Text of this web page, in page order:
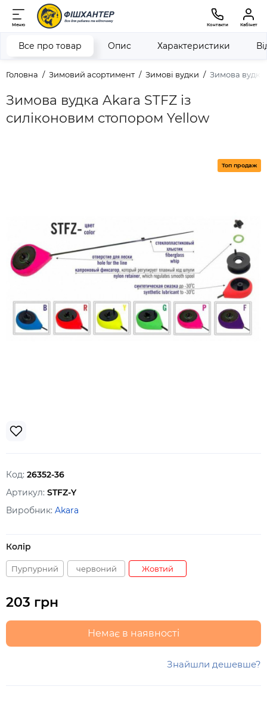
Меню Контакти Кабінет
Головна Зимовий асортимент Зимові вудки Зимова вудка
Зимова вудка Akara STFZ із
силіконовим стопором Yellow
Все про товар Опис Характеристики
Топ продаж
Код: 26352-36
Артикул: STFZ-Y
Виробник: Akara
Колір
Пурпурний червоний Жовтий
203 грн
Немає в наявності
Знайшли дешевше?